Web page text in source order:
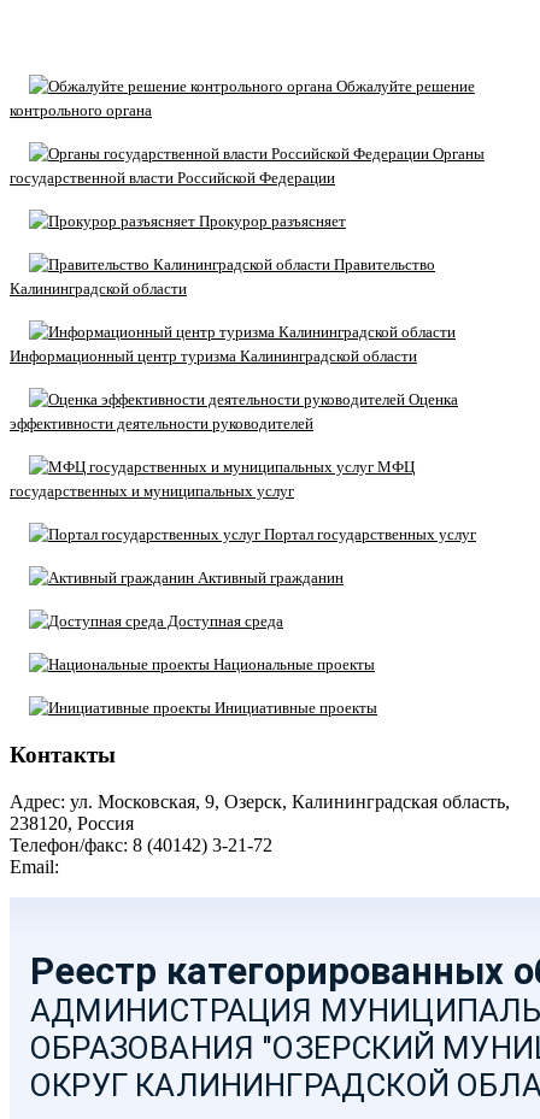
Обжалуйте решение
контрольного органа
Органы
государственной власти Российской Федерации
Прокурор разъясняет
Правительство
Калининградской области
Информационный центр туризма Калининградской области
Оценка
эффективности деятельности руководителей
МФЦ
государственных и муниципальных услуг
Портал государственных услуг
Активный гражданин
Доступная среда
Национальные проекты
Инициативные проекты
Контакты
Адрес: ул. Московская, 9, Озерск, Калининградская область,
238120, Россия
Телефон/факс: 8 (40142) 3-21-72
Email: